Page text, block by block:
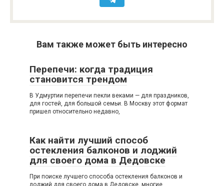
Вам также может быть интересно
Перепечи: когда традиция
становится трендом
В Удмуртии перепечи пекли веками — для праздников,
для гостей, для большой семьи. В Москву этот формат
пришел относительно недавно,
Как найти лучший способ
остекления балконов и лоджий
для своего дома в Дедовске
При поиске лучшего способа остекления балконов и
лоджий для своего дома в Дедовске, многие